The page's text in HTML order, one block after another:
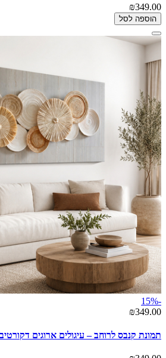
₪349.00
הוספה לסל
-15%
₪349.00
תמונת קנבס לרוחב – עיגולים ארוגים